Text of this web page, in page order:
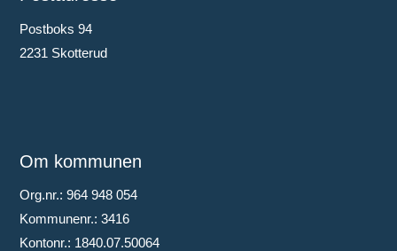
Postboks 94
2231 Skotterud
Om kommunen
Org.nr.: 964 948 054
Kommunenr.: 3416
Kontonr.: 1840.07.50064